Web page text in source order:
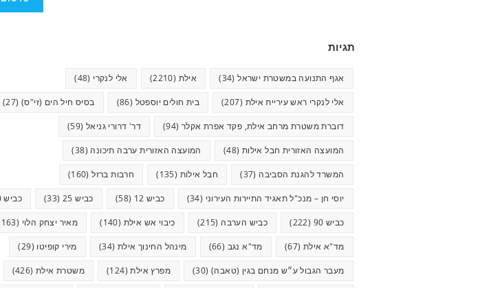
תגיות
אגף התנועה במשטרת ישראל(34) אילת (2210) אלי לנקרי (48)
אלי לנקרי ראש עיריית אילת (207) בית חולים יוספטל (86) בסיס חיל הים (זי"ס)(27)
דוברת משטרת מרחב אילת, פקד אפרת אקלר(94) דר' דרורי גניאל(59)
המועצה האזורית חבל אילות (48) המועצה האזורית ערבה תיכונה (38)
המשרד להגנת הסביבה (37) חבל אילות (135) חרבות ברזל(160)
יוסי חן – מנכ"ל תאגיד התיירות העירוני (34) כביש 12 (58) כביש 25 (33) כביש 40
כביש 90 (222) כביש הערבה (215) כיבוי אש אילת (140) מאיר יצחק הלוי (163)
מד"א אילת (67) מד"א נגב (66) מינהל החינוך אילת (34) מירי קופיטו (29)
מעבר הגבול ע״ש מנחם בגין (טאבה)(30) מפרץ אילת(124) משטרת אילת(426)